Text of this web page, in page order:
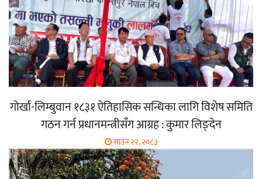
गोर्खा-लिम्बुवान १८३१ ऐतिहासिक सन्धिका लागि विशेष समिति
गठन गर्न प्रधानमन्त्रीसँग आग्रह : कुमार लिङ्देन
साउन २२, २०८३